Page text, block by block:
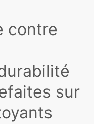
contre
sur